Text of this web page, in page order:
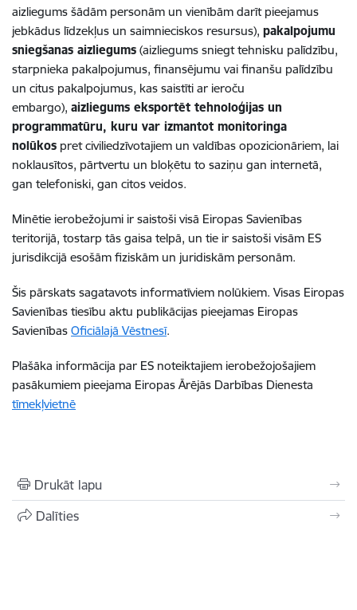
aizliegums šādām personām un vienībām darīt pieejamus
jebkādus līdzekļus un saimnieciskos resursus), pakalpojumu
sniegšanas aizliegums (aizliegums sniegt tehnisku palīdzību,
starpnieka pakalpojumus, finansējumu vai finanšu palīdzību
un citus pakalpojumus, kas saistīti ar ieroču
embargo), aizliegums eksportēt tehnoloģijas un
programmatūru, kuru var izmantot monitoringa
nolūkos pret civiliedzīvotajiem un valdības opozicionāriem, lai
noklausītos, pārtvertu un bloķētu to saziņu gan internetā,
gan telefoniski, gan citos veidos.
Minētie ierobežojumi ir saistoši visā Eiropas Savienības
teritorijā, tostarp tās gaisa telpā, un tie ir saistoši visām ES
jurisdikcijā esošām fiziskām un juridiskām personām.
Šis pārskats sagatavots informatīviem nolūkiem. Visas Eiropas
Savienības tiesību aktu publikācijas pieejamas Eiropas
Savienības Oficiālajā Vēstnesī.
Plašāka informācija par ES noteiktajiem ierobežojošajiem
pasākumiem pieejama Eiropas Ārējās Darbības Dienesta
tīmekļvietnē
Drukāt lapu
Dalīties